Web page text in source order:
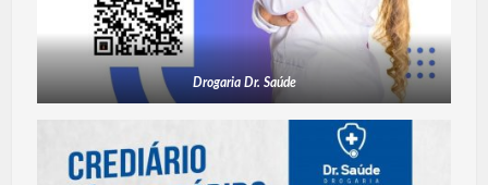
Drogaria Dr. Saúde